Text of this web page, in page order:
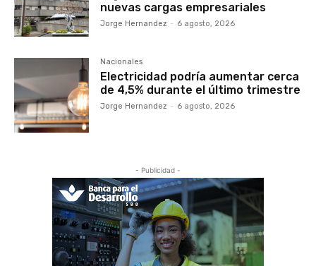
nuevas cargas empresariales
Jorge Hernandez - 6 agosto, 2026
Nacionales
Electricidad podría aumentar cerca
de 4,5% durante el último trimestre
Jorge Hernandez - 6 agosto, 2026
- Publicidad -